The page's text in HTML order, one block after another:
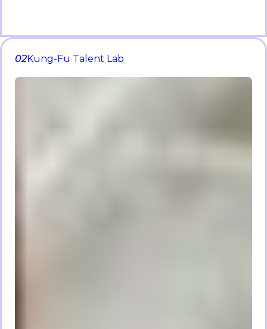
02Kung-Fu Talent Lab